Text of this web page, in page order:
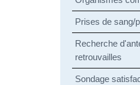
Prises de sang/
Recherche
retrouvailles
Sondage